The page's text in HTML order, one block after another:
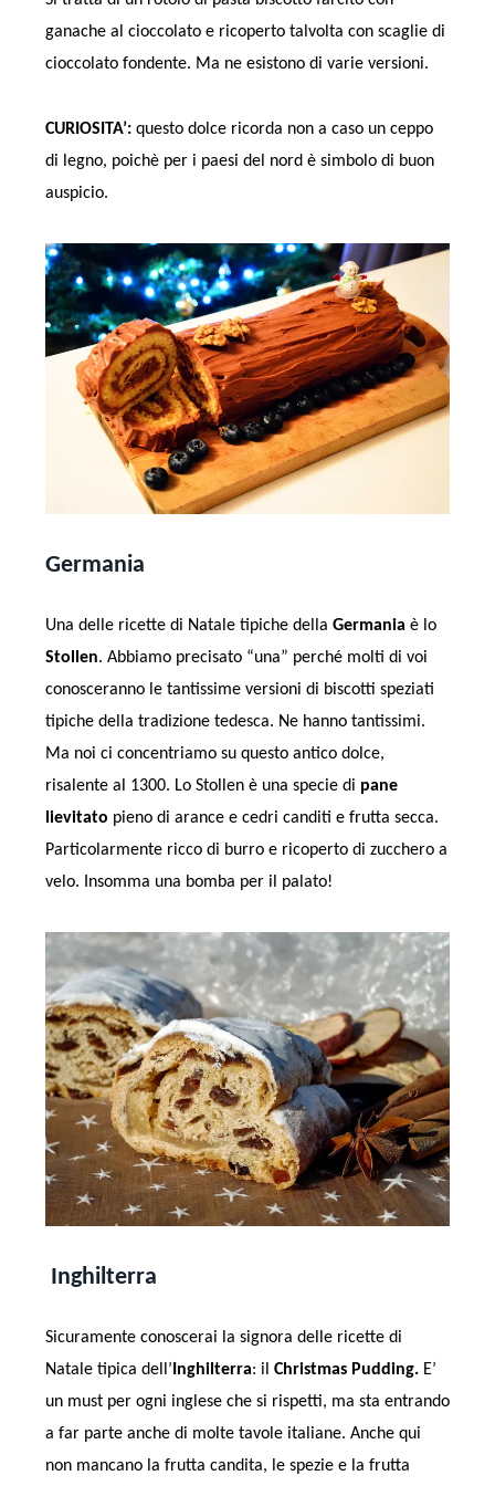
ganache al cioccolato e ricoperto talvolta con scaglie di
cioccolato fondente. Ma ne esistono di varie versioni.
CURIOSITA’:questo dolce ricorda non a caso un ceppo
di legno, poichè per i paesi del nord è simbolo di buon
auspicio.
Germania
Una delle ricette di Natale tipiche della Germania è lo
Stollen. Abbiamo precisato “una” perché molti di voi
conosceranno le tantissime versioni di biscotti speziati
tipiche della tradizione tedesca. Ne hanno tantissimi.
Ma noi ci concentriamo su questo antico dolce,
risalente al 1300. Lo Stollen è una specie di pane
lievitato pieno di arance e cedri canditi e frutta secca.
Particolarmente ricco di burro e ricoperto di zucchero a
velo. Insomma una bomba per il palato!
Inghilterra
Sicuramente conoscerai la signora delle ricette di
Natale tipica dell’Inghilterra: il Christmas Pudding. E’
un must per ogni inglese che si rispetti, ma sta entrando
a far parte anche di molte tavole italiane. Anche qui
non mancano la frutta candita, le spezie e la frutta